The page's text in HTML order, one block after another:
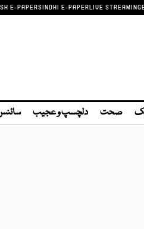
E-PAPERSINDHI E-PAPERLIVE STREAMING
صحت دلچسپ و عجیب